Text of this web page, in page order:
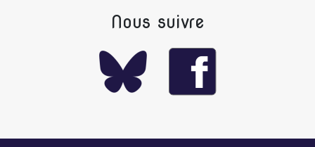
Nous suivre